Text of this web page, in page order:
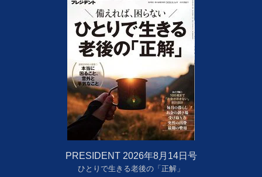
PRESIDENT 2026年8月14日号
ひとりで生きる老後の「正解」